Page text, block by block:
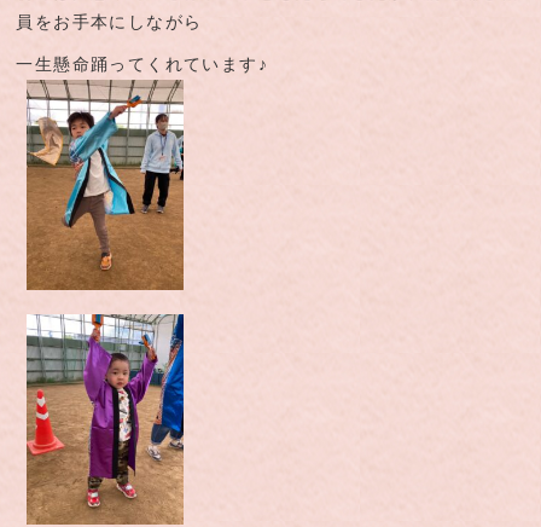
員をお手本にしながら
一生懸命踊ってくれています♪